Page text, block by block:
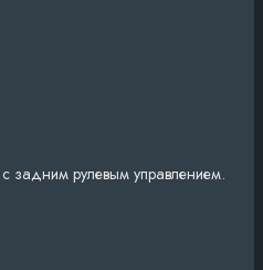
задним рулевым управлением.